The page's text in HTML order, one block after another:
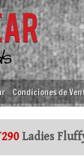
Condiciones de
Ladies